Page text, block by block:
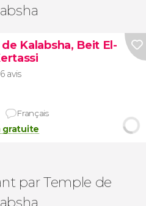
Kalabsha, Beit El-
6 avis
Français
gratuite
par Temple de